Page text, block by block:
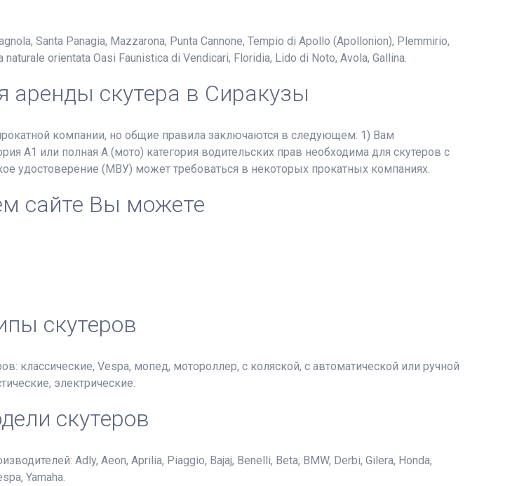
Santa Panagia, Mazzarona, Punta Cannone, Tempio di Apollo (Apollonion), Plemmirio,
orientata Oasi Faunistica di Vendicari, Floridia, Lido di Noto, Avola, Gallina.
аренды скутера в Сиракузы
компании, но общие правила заключаются в следующем: 1) Вам
А1 или полная А (мото) категория водительских прав необходима для скутеров с
удостоверение (МВУ) может требоваться в некоторых прокатных компаниях.
сайте Вы можете
скутеров
Vespa, мопед, мотороллер, с коляской, с автоматической или ручной
электрические.
скутеров
Adly, Aeon, Aprilia, Piaggio, Bajaj, Benelli, Beta, BMW, Derbi, Gilera, Honda,
Yamaha.